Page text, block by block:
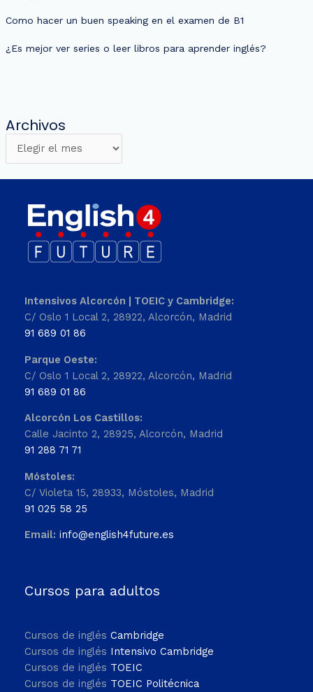
Como hacer un buen speaking en el examen de B1
¿Es mejor ver series o leer libros para aprender inglés?
Archivos
Intensivos Alcorcón | TOEIC y Cambridge:
C/ Oslo 1 Local 2, 28922, Alcorcón, Madrid
91 689 01 86
Parque Oeste:
C/ Oslo 1 Local 2, 28922, Alcorcón, Madrid
91 689 01 86
Alcorcón Los Castillos:
Calle Jacinto 2, 28925, Alcorcón, Madrid
91 288 71 71
Móstoles:
C/ Violeta 15, 28933, Móstoles, Madrid
91 025 58 25
Email: info@english4future.es
Cursos para adultos
Cursos de inglés Cambridge
Cursos de inglés Intensivo Cambridge
Cursos de inglés TOEIC
Cursos de inglés TOEIC Politécnica